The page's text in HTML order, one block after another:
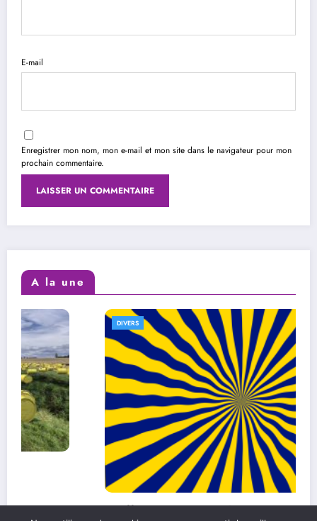
E-mail
Enregistrer mon nom, mon e-mail et mon site dans le navigateur pour mon
prochain commentaire.
A la une
DIVERS
L’efficacité au quotidien : comment